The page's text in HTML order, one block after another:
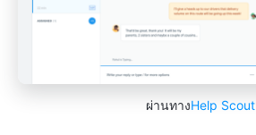
ผ่านทางHelp Scout